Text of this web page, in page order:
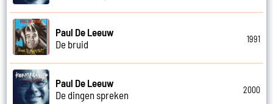
Paul De Leeuw
De bruid
1991
Paul De Leeuw
De dingen spreken
2000